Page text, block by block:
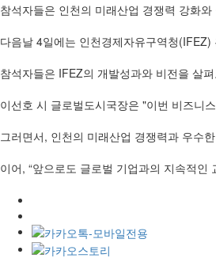
참석자들은 인천의 미래산업 경쟁력 강화
다음날 4일에는 인천경제자유구역청
참석자들은 IFEZ의 개발성과와 비전을 살
이선호 시 글로벌도시국장은 "이번 비즈니
그러면서, 인천의 미래산업 경쟁력과 우수
이어, “앞으로도 글로벌 기업과의 지속적